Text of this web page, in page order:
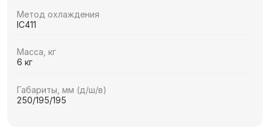
Метод охлаждения
IC411
Масса, кг
6 кг
Габариты, мм (д/ш/в)
250/195/195